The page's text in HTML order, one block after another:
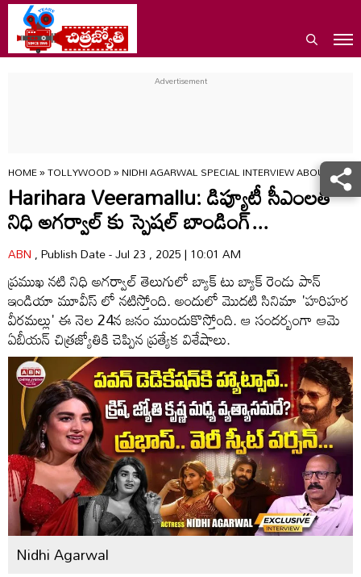
HOME»TOLLYWOOD»NIDHI AGARWAL SPECIAL INTERVIEW ABOUT
Harihara Veeramallu: డిప్యూటీ సీఎంలతో
నిధి అగర్వాల్ కు స్పెషల్ బాండింగ్...
ABN, Publish Date - Jul 23 , 2025 | 10:01 AM
ప్రముఖ నటి నిధి అగర్వాల్ తెలుగులో బ్యాక్ టు బ్యాక్ రెండు పాన్
ఇండియా మూవీస్ లో నటిస్తోంది. అందులో మొదటి సినిమా 'హరిహర
వీరమల్లు' ఈ నెల 24న జనం ముందుకొస్తోంది. ఆ సందర్బంగా ఆమె
ఏబీయన్ చిత్రజ్యోతికి చెప్పిన ప్రత్యేక విశేషాలు.
Nidhi Agarwal